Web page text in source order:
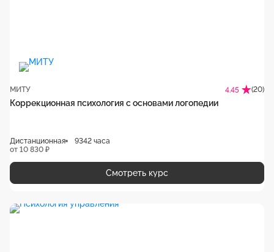
МИТУ 4.45 (20)
Коррекционная психология с основами логопедии
Дистанционная
9342 часа
от 10 830 ₽
Смотреть курс